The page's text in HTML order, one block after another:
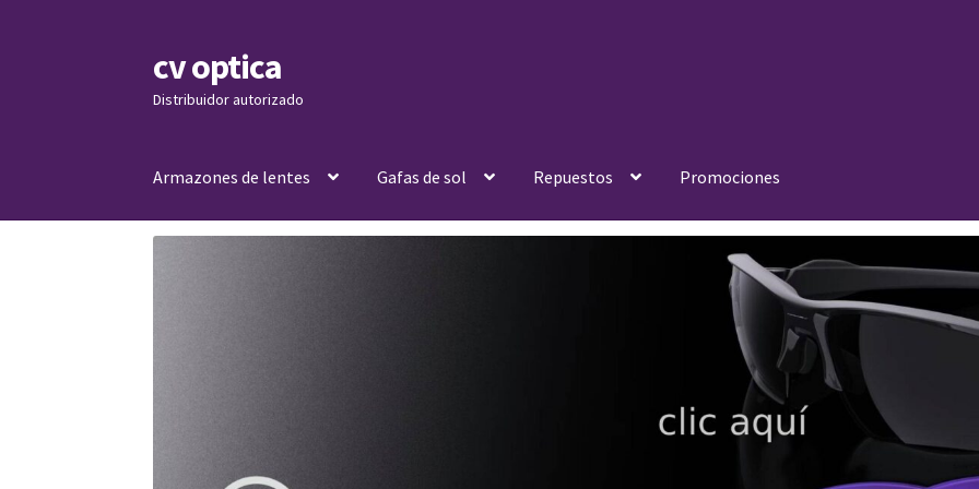
Skip
to
navigation
Skip
to
content
cv optica
Distribuidor autorizado
Armazones de lentes Gafas de sol Repuestos Promociones